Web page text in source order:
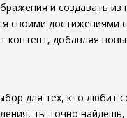
и создавать из
своими достижениями
контент, добавляя
для тех, кто любит
ты точно